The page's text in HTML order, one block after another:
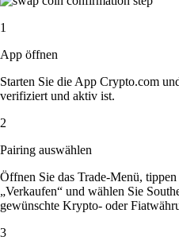
1
App öffnen
Starten Sie die App Crypto.com
verifiziert und aktiv ist.
2
Pairing auswählen
Öffnen Sie das Trade-Menü,
„Verkaufen“ und wählen Sie
gewünschte Krypto- oder
3